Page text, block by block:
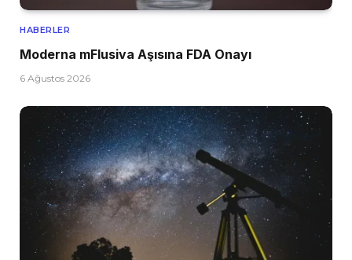
HABERLER
Moderna mFlusiva Aşısına FDA Onayı
6 Ağustos 2026